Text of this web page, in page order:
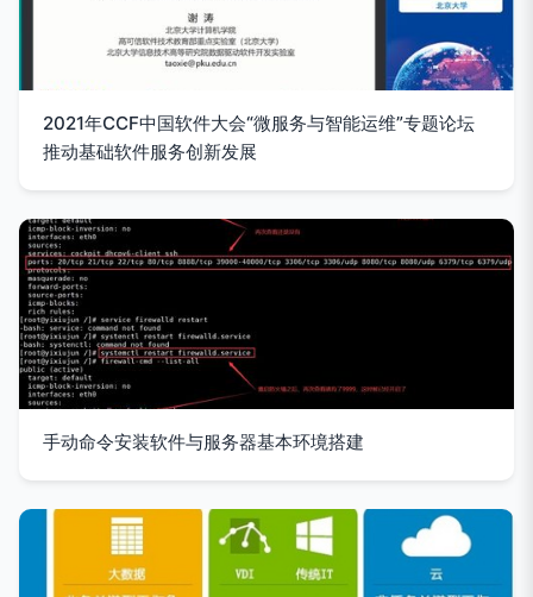
2021年CCF中国软件大会“微服务与智能运维”专题论坛
推动基础软件服务创新发展
手动命令安装软件与服务器基本环境搭建